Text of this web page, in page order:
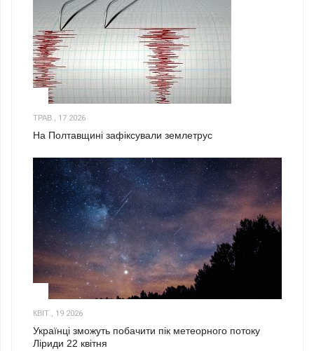
ТРАВ., 17 2026
На Полтавщині зафіксували землетрус
КВІТ., 19 2026
Українці зможуть побачити пік метеорного потоку
Ліриди 22 квітня